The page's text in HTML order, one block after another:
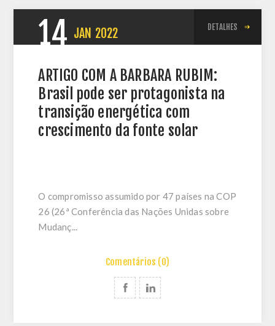
14 JAN 2022 DETALHES
ARTIGO COM A BARBARA RUBIM:
Brasil pode ser protagonista na
transição energética com
crescimento da fonte solar
O compromisso assumido por 47 países na COP
26 (26ª Conferência das Nações Unidas sobre
Mudanç...
Comentários (0)